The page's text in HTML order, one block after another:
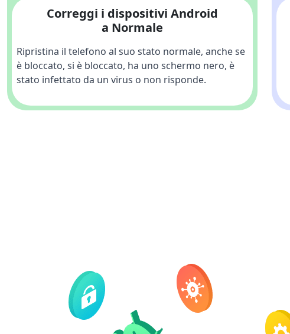
Correggi i dispositivi Android
a Normale
Ripristina il telefono al suo stato normale, anche se
è bloccato, si è bloccato, ha uno schermo nero, è
stato infettato da un virus o non risponde.